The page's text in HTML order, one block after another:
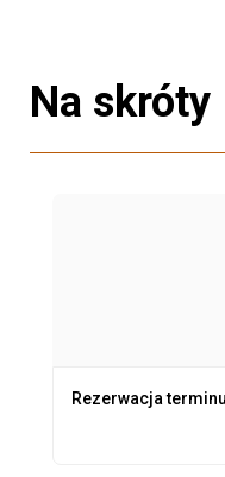
Na skróty
Rezerwacja